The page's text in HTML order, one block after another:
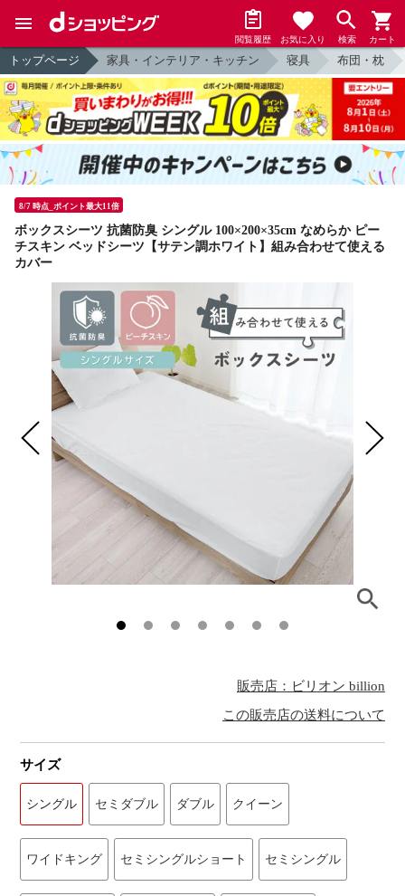
閲覧履歴 お気に入り 検索 カート
トップページ 家具・インテリア・キッチン 寝具 布団・枕
8/7 時点_ポイント最大11倍
ボックスシーツ 抗菌防臭 シングル 100×200×35cm なめらか ピー
チスキン ベッドシーツ【サテン調ホワイト】組み合わせて使える
カバー
販売店：ビリオン billion
この販売店の送料について
サイズ
シングル セミダブル ダブル クイーン
ワイドキング セミシングルショート セミシングル